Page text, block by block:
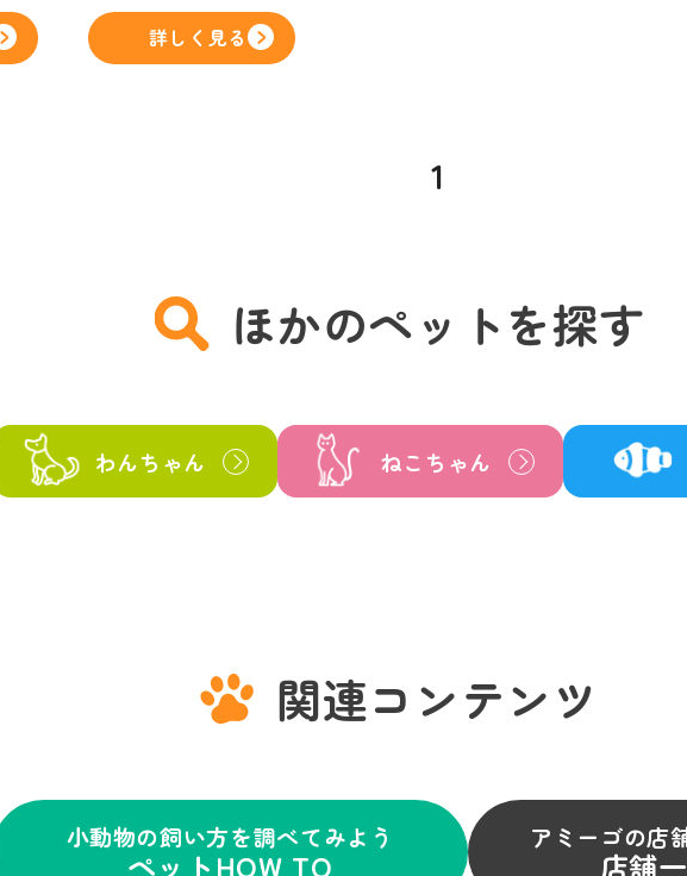
詳しく見る
1
ほかのペットを探す
わんちゃん ねこちゃん
関連コンテンツ
小動物の飼い方を調べてみよう
ペットHOW TO
アミーゴの店
店舗